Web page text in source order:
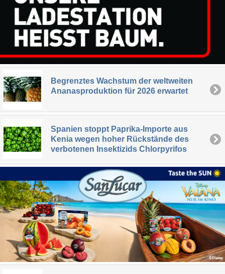
Begrenztes Wachstum der weltweiten
Ananasproduktion für 2026 erwartet
Spanien stoppt Paprika-Importe aus
Kenia wegen hoher Rückstände des
verbotenen Insektizids Chlorpyrifos